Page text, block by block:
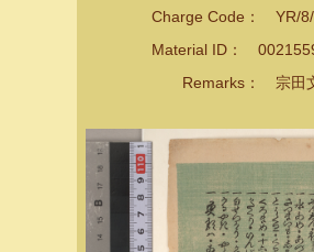
Charge Code： YR/8/
Material ID：
Remarks： 宗田文庫